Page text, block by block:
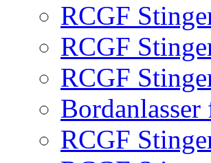
RCGF
RCGF
RCGF
RCGF